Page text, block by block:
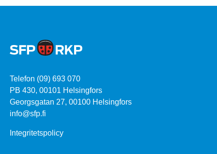
Telefon (09) 693 070
PB 430, 00101 Helsingfors
Georgsgatan 27, 00100 Helsingfors
info@sfp.fi
Integritetspolicy